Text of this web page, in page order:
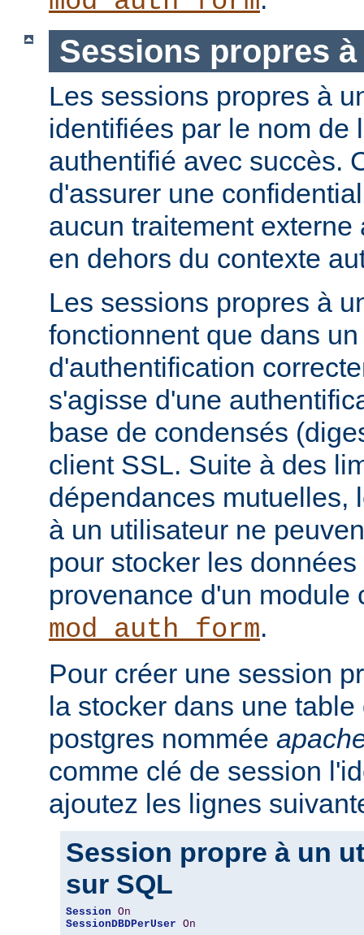
Sessions propres
Les sessions propres à
identifiées par le nom de
authentifié avec succès.
d'assurer une
aucun traitement
en dehors du contexte
Les sessions propres à
fonctionnent que dans
d'authentification
s'agisse d'une
base de condensés
client SSL. Suite à des
dépendances mutuelles,
à un utilisateur ne
pour stocker les
provenance d'un module
mod_auth_form.
Pour créer une session
la stocker dans une
postgres nommée
comme clé de session
ajoutez les lignes
Session propre à un
sur SQL
Session On
SessionDBDPerUser On